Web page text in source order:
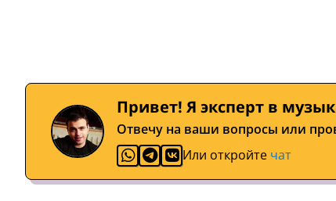
Привет! Я эксперт в
Отвечу на ваши вопросы или
Или откройте чат